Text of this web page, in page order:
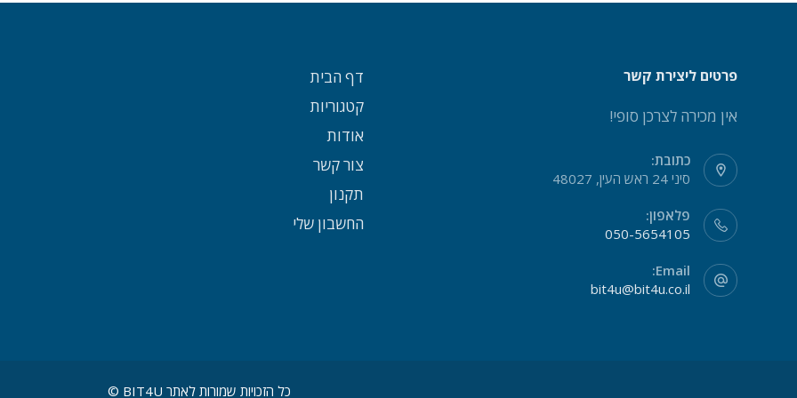
פרטים ליצירת קשר
אין מכירה לצרכן סופי!
כתובת:
סיני 24 ראש העין, 48027
פלאפון:
050-5654105
Email:
bit4u@bit4u.co.il
דף הבית
קטגוריות
אודות
צור קשר
תקנון
החשבון שלי
כל הזכויות שמורות לאתר BIT4U ©